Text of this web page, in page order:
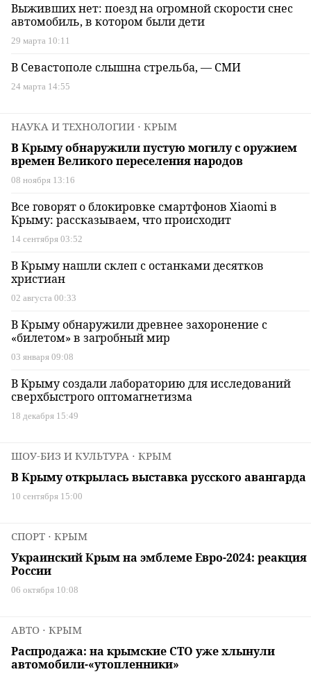
Выживших нет: поезд на огромной скорости снес
автомобиль, в котором были дети
29 марта 10:11
В Севастополе слышна стрельба, — СМИ
24 марта 14:55
НАУКА И ТЕХНОЛОГИИ ⋅ КРЫМ
В Крыму обнаружили пустую могилу с оружием
времен Великого переселения народов
08 ноября 13:16
Все говорят о блокировке смартфонов Xiaomi в
Крыму: рассказываем, что происходит
14 сентября 03:52
В Крыму нашли склеп с останками десятков
христиан
02 августа 00:33
В Крыму обнаружили древнее захоронение с
«билетом» в загробный мир
03 января 09:08
В Крыму создали лабораторию для исследований
сверхбыстрого оптомагнетизма
18 декабря 15:49
ШОУ-БИЗ И КУЛЬТУРА ⋅ КРЫМ
В Крыму открылась выставка русского авангарда
10 сентября 15:00
СПОРТ ⋅ КРЫМ
Украинский Крым на эмблеме Евро-2024: реакция
России
06 октября 10:08
АВТО ⋅ КРЫМ
Распродажа: на крымские СТО уже хлынули
автомобили-«утопленники»